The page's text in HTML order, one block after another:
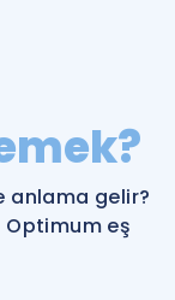
eğitim seni
anlama gelir?
eş